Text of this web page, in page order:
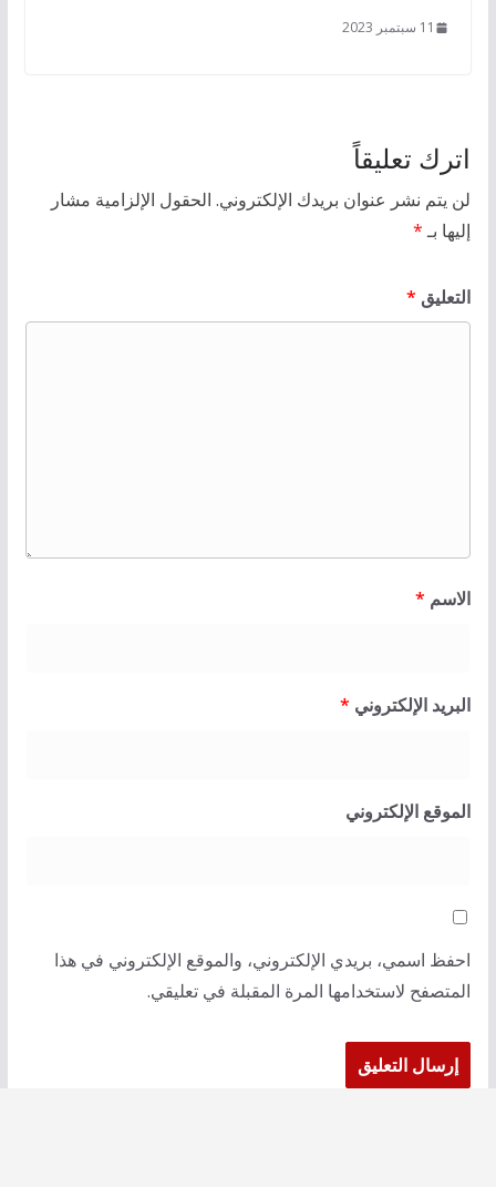
11 سبتمبر 2023
اترك تعليقاً
لن يتم نشر عنوان بريدك الإلكتروني. الحقول الإلزامية مشار
إليها بـ*
التعليق *
الاسم *
البريد الإلكتروني *
الموقع الإلكتروني
احفظ اسمي، بريدي الإلكتروني، والموقع الإلكتروني في هذا
المتصفح لاستخدامها المرة المقبلة في تعليقي.